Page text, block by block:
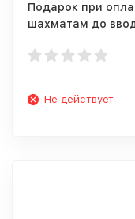
Подарок при
шахматам до
Не действует